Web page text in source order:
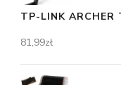
TP-LINK ARCHER
81,99zł